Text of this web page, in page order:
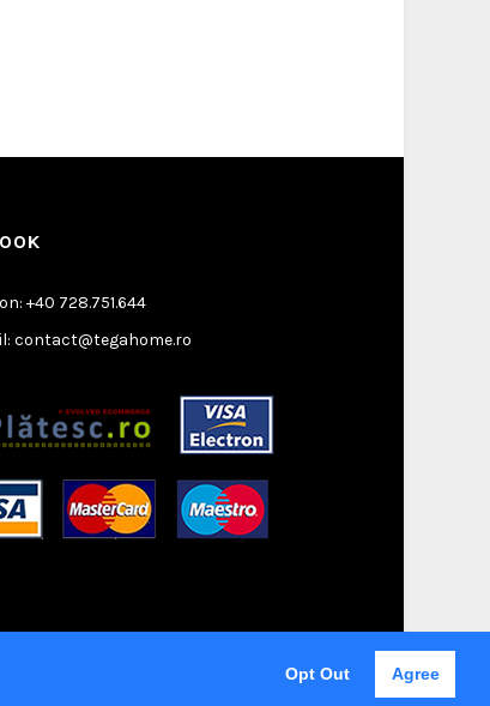
Opt Out Agree
+40 728.751.644
contact@tegahome.ro
(ANPC)
traficul. Citeste Politica de cookie